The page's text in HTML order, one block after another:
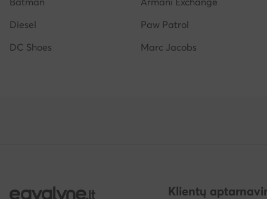
Diesel
Paw Patrol
DC Shoes
Marc Jacobs
Klientų